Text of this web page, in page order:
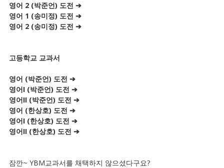
영어 2 (박준언) 도전 ➔
영어 1 (송미정) 도전 ➔
영어 2 (송미정) 도전 ➔
고등학교 교과서
영어 (박준언) 도전 ➔
영어I (박준언) 도전 ➔
영어II (박준언) 도전 ➔
영어 (한상호) 도전 ➔
영어I (한상호) 도전 ➔
영어II (한상호) 도전 ➔
잠깐~ YBM교과서를 채택하지 않으셨다구요?